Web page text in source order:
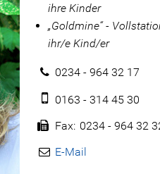
ihre Kinder
„Goldmine“ -
ihr/e Kind/er
0234 - 964 32 17
0163 - 314 45 30
Fax 0234 - 964 32